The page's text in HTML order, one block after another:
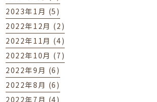
2023年1月 (5)
2022年12月 (2)
2022年11月 (4)
2022年10月 (7)
2022年9月 (6)
2022年8月 (6)
2022年7月 (4)